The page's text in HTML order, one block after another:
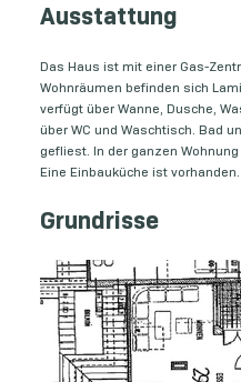
Ausstattung
Das Haus ist mit einer Gas-
Wohnräumen befinden sich
verfügt über Wanne, Dusche,
über WC und Waschtisch. Bad
gefliest. In der ganzen
Eine Einbauküche ist vorhanden.
Grundrisse